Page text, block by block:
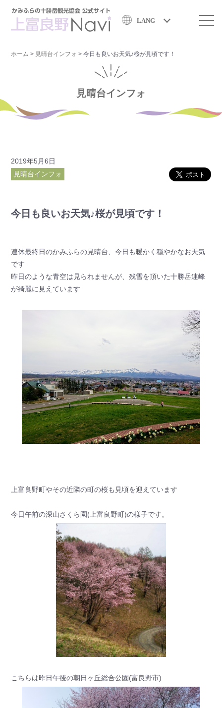
LANG
ホーム > 見晴台インフォ >今日も良いお天気♪桜が見頃です！
見晴台インフォ
2019年5月6日
見晴台インフォ
今日も良いお天気♪桜が見頃です！
連休最終日のかみふらの見晴台、今日も暖かく穏やかなお天気
です
昨日のような青空は見られませんが、残雪を頂いた十勝岳連峰
が綺麗に見えています
上富良野町やその近隣の町の桜も見頃を迎えています
今日午前の深山さくら園(上富良野町)の様子です。
こちらは昨日午後の朝日ヶ丘総合公園(富良野市)